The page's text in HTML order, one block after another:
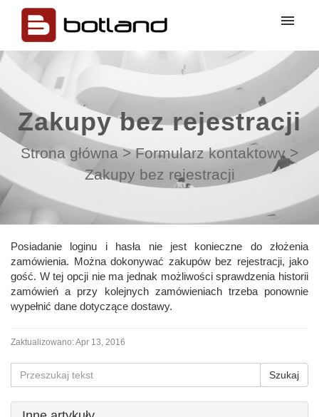
Prześlij zgłoszenie
Zaloguj
Zakupy bez rejestracji
Strona główna > Formularz kontaktowy >
Zakupy bez rejestracji
Posiadanie loginu i hasła nie jest konieczne do złożenia
zamówienia. Można dokonywać zakupów bez rejestracji, jako
gość. W tej opcji nie ma jednak możliwości sprawdzenia historii
zamówień a przy kolejnych zamówieniach trzeba ponownie
wypełnić dane dotyczące dostawy.
Zaktualizowano:Apr 13, 2016